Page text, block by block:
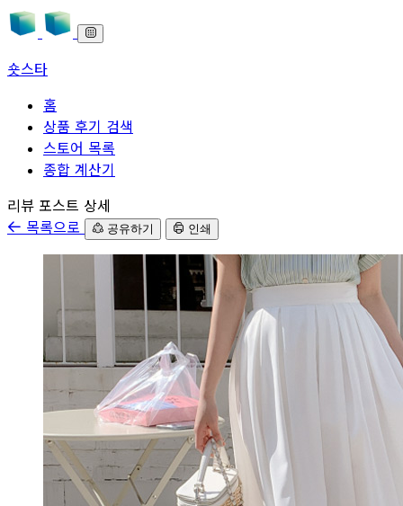
숏스타
홈
상품 후기 검색
스토어 목록
종합 계산기
본문으로 바로가기
리뷰 포스트 상세
목록으로
공유하기 인쇄